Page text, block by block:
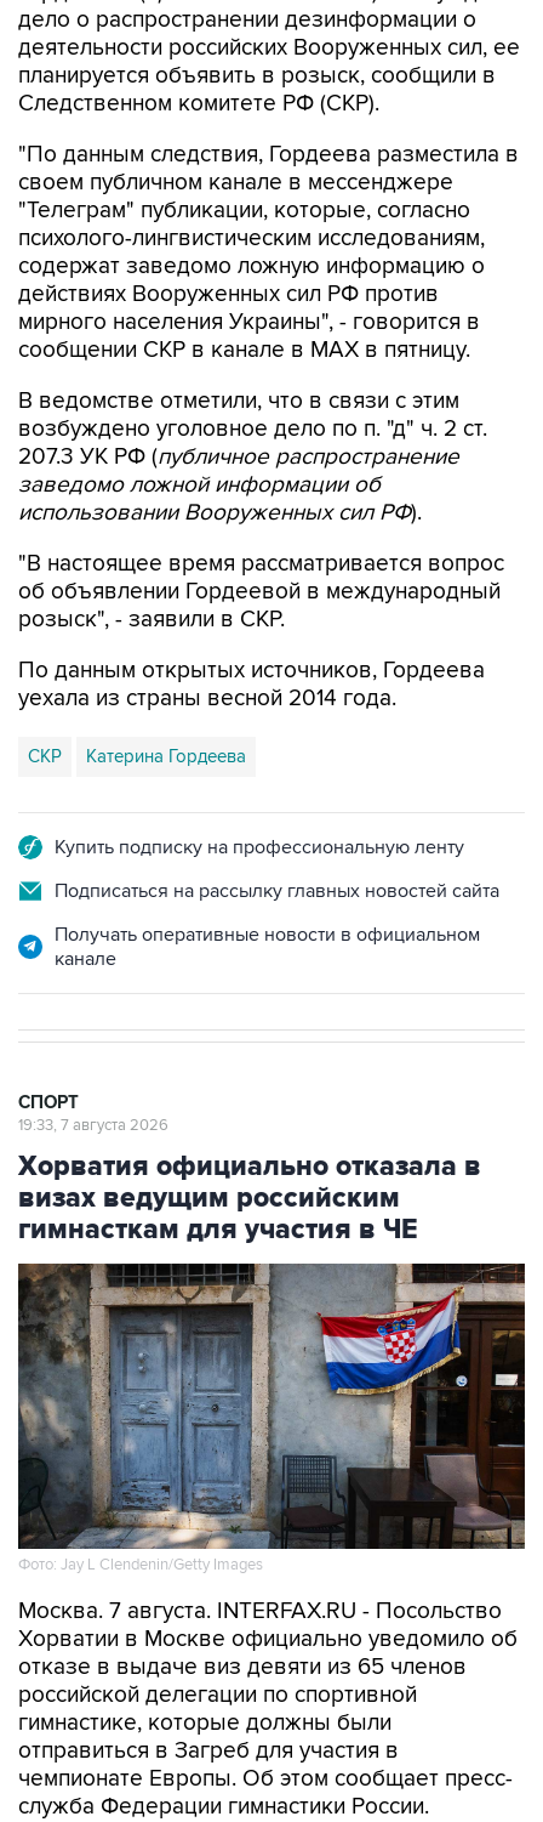
дело о распространении дезинформации о
деятельности российских Вооруженных сил, ее
планируется объявить в розыск, сообщили в
Следственном комитете РФ (СКР).
"По данным следствия, Гордеева разместила в
своем публичном канале в мессенджере
"Телеграм" публикации, которые, согласно
психолого-лингвистическим исследованиям,
содержат заведомо ложную информацию о
действиях Вооруженных сил РФ против
мирного населения Украины", - говорится в
сообщении СКР в канале в MAX в пятницу.
В ведомстве отметили, что в связи с этим
возбуждено уголовное дело по п. "д" ч. 2 ст.
207.3 УК РФ (публичное распространение
заведомо ложной информации об
использовании Вооруженных сил РФ).
"В настоящее время рассматривается вопрос
об объявлении Гордеевой в международный
розыск", - заявили в СКР.
По данным открытых источников, Гордеева
уехала из страны весной 2014 года.
СКР Катерина Гордеева
Купить подписку на профессиональную ленту
Подписаться на рассылку главных новостей сайта
Получать оперативные новости в официальном
канале
СПОРТ
19:33, 7 августа 2026
Хорватия официально отказала в
визах ведущим российским
гимнасткам для участия в ЧЕ
Фото: Jay L Clendenin/Getty Images
Москва. 7 августа. INTERFAX.RU - Посольство
Хорватии в Москве официально уведомило об
отказе в выдаче виз девяти из 65 членов
российской делегации по спортивной
гимнастике, которые должны были
отправиться в Загреб для участия в
чемпионате Европы. Об этом сообщает пресс-
служба Федерации гимнастики России.